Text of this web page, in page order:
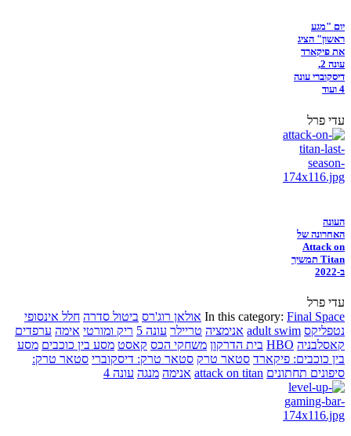
יום "מגע
ראשון" הציג
את פיקארד
עונה 2,
דיסקוברי עונה
4 ועוד
עדי פרל
העונה
האחרונה של
Attack on
Titan תמשיך
ב-2022
עדי פרל
In this category: Final Space אולאן רוג'רס ביטול סדרה חלל אינסופי
נטפליקס adult swim אנימציה טריילר עונה 5 ריק ומורטי אימה ערפדים
קאסלבניה HBO בית הדרקון משחקי הכס קאסט מסע בין כוכבים מסע
בין כוכבים: פיקארד סטאר טרק סטאר טרק: דיסקוברי סטאר טרק:
סיפונים תחתונים attack on titan אנימה מנגה עונה 4